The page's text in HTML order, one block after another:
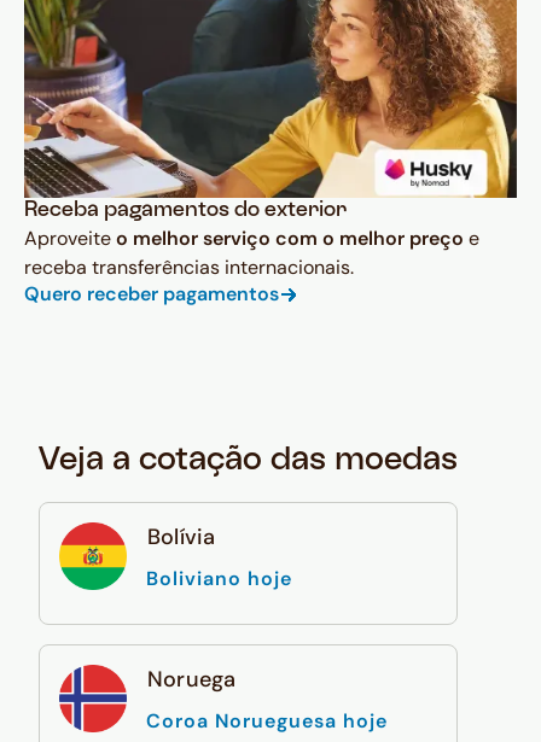
Receba pagamentos do exterior
Aproveiteo melhor serviço com o melhor preço e
receba transferências internacionais.
Quero receber pagamentos
Veja a cotação das moedas
Bolívia
Boliviano hoje
Noruega
Coroa Norueguesa hoje